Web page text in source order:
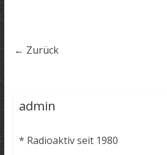
← Zurück
admin
* Radioaktiv seit 1980